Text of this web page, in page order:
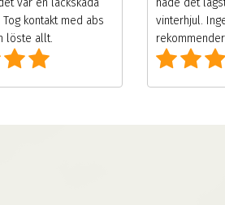
var en lackskada
kontakt med abs
löste allt.
hade det
vinterhjul.